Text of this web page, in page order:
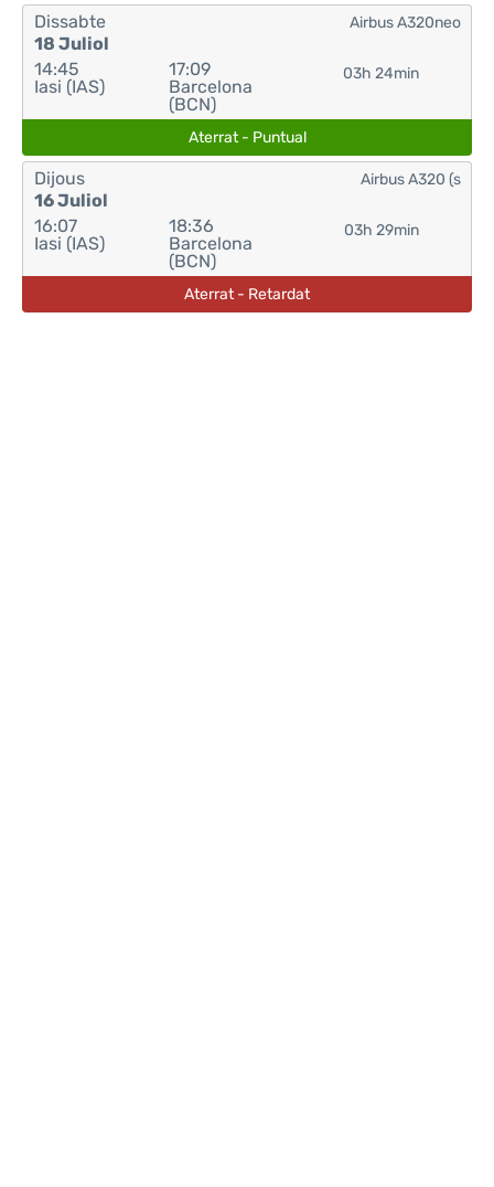
Dissabte
18 Juliol
14:45
Iasi (IAS)
17:09
Barcelona
(BCN)
03h 24min
Airbus A320neo
Aterrat - Puntual
Dijous
16 Juliol
16:07
Iasi (IAS)
18:36
Barcelona
(BCN)
03h 29min
Airbus A320 (s
Aterrat - Retardat